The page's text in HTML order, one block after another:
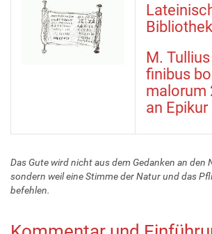
Bibliothek
M.
finibus
malorum
an Epikur
Das Gute wird nicht aus dem Gedanken an den
sondern weil eine Stimme der Natur und das
befehlen.